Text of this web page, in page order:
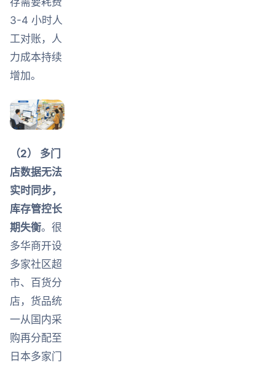
3-4 小时人
工对账，人
力成本持续
增加。
（2） 多门
店数据无法
实时同步，
库存管控长
期失衡。很
多华商开设
多家社区超
市、百货分
店，货品统
一从国内采
购再分配至
日本多家门